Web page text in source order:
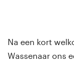
Na een kort
Wassenaar ons